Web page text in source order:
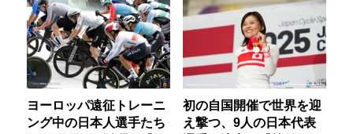
ヨーロッパ遠征トレーニ
ング中の日本人選手たち
初の自国開催で世界を迎
え撃つ、9人の日本代表